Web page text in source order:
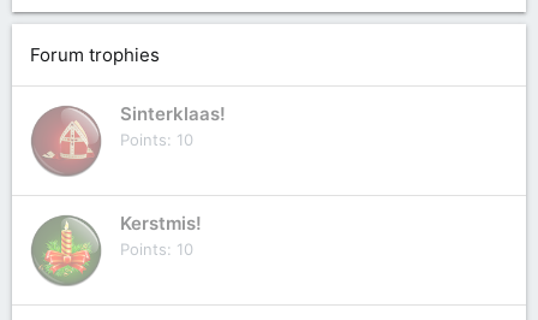
Forum trophies
Sinterklaas!
Points 10
Kerstmis!
Points 10